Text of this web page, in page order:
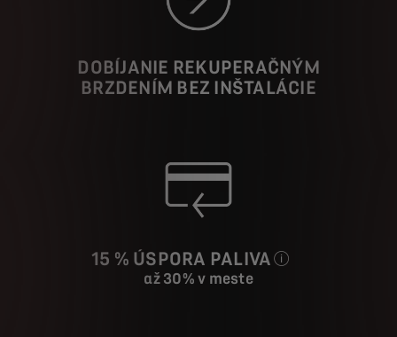
DOBÍJANIE REKUPERAČNÝM
BRZDENÍM BEZ INŠTALÁCIE
15 % ÚSPORA PALIVA
až 30% v meste